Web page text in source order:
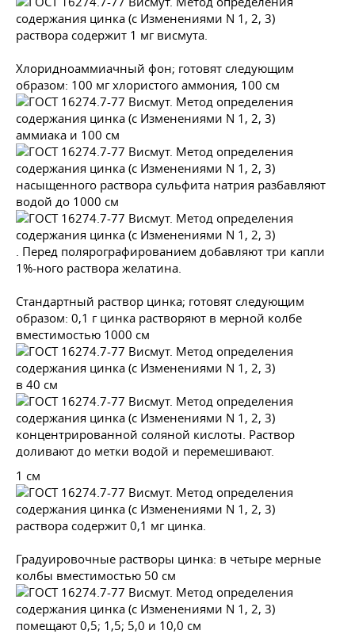
раствора содержит 1 мг висмута.
Хлоридноаммиачный фон; готовят следующим
образом: 100 мг хлористого аммония, 100 см
аммиака и 100 см
насыщенного раствора сульфита натрия разбавляют
водой до 1000 см
. Перед полярографированием добавляют три капли
1%-ного раствора желатина.
Стандартный раствор цинка; готовят следующим
образом: 0,1 г цинка растворяют в мерной колбе
вместимостью 1000 см
в 40 см
концентрированной соляной кислоты. Раствор
доливают до метки водой и перемешивают.
1 см
раствора содержит 0,1 мг цинка.
Градуировочные растворы цинка: в четыре мерные
колбы вместимостью 50 см
помещают 0,5; 1,5; 5,0 и 10,0 см